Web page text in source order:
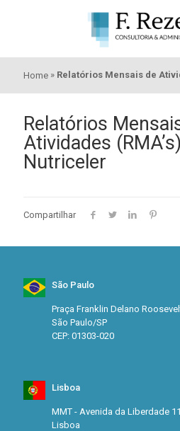
Home » Relatórios Mensais de
Relatórios
Atividades
Nutriceler
Compartilhar
São Paulo
Praça Franklin Delano
São Paulo/SP
CEP: 01303-020
Lisboa
MMT - Avenida da Liberdade
Lisboa